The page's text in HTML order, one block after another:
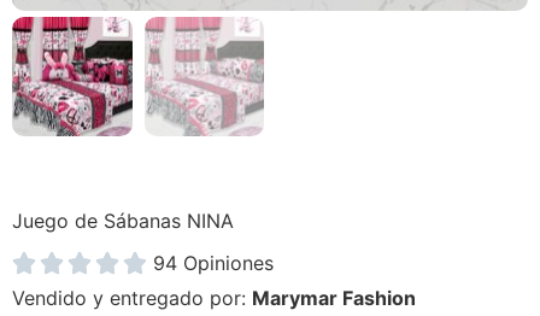
Juego de Sábanas NINA
     94 Opiniones
Vendido y entregado por: Marymar Fashion